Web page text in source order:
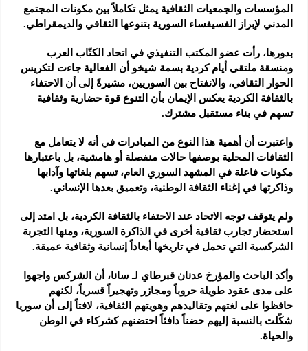
المؤسسات والجمعيات الثقافية يمثل تكاملاً بين مكونات ‏المجتمع
المدني لإبراز الفسيفساء السورية بتنوعها الثقافي والديمقراطي.‏
بدورها، رأت عضو المكتب التنفيذي في اتحاد الكتّاب العرب
ومنسقة ملتقى ‏أيام كردية بسمة شيخو أن الفعالية جاءت لتكريس
الحوار الثقافي، والانفتاح ‏بين السوريين، مشيرةً إلى أن الاحتفاء
بالثقافة الكردية يعكس الإيمان بأن ‏التنوع قوة حضارية وثقافية
تسهم في بناء مستقبل مشترك.‏
واعتبرت أن أهمية هذا النوع من المبادرات في أنه لا يتعامل مع
الثقافات ‏المحلية بوصفها حالات منفصلة أو هامشية، بل باعتبارها
مكونات فاعلة في ‏المشهد السوري العام، تسهم بلغاتها وآدابها
وذاكرتها في إغناء الثقافة الوطنية، ‏وتعميق بعدها الإنساني.‏
ولم يتوقف توجه الاتحاد عند الاحتفاء بالثقافة الكردية، بل امتد إلى
‏استحضار تجارب ثقافية أخرى في الذاكرة السورية، ومنها التجربة
‏الشركسية التي تحمل في تاريخها أبعاداً إنسانية وثقافية عميقة.‏
وأكد الباحث والمؤرخ عدنان قبرطاي لـ سانا، أن الشركس واجهوا
على مدى ‏عقود طويلة حروباً ومجازر وتهجيراً قسرياً، لكنهم
حافظوا على لغتهم ‏وتقاليدهم وهويتهم الثقافية، لافتاً إلى أن سوريا
شكّلت بالنسبة إليهم حضناً ‏دافئاً احتضنهم كشركاء في الوطن
والحياة.‏